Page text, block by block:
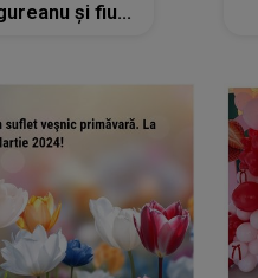
și fiul